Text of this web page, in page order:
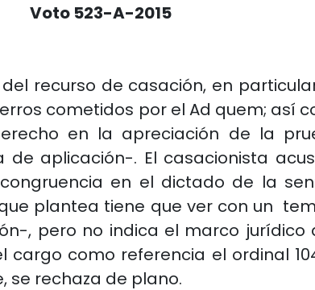
Voto 523-A-2015
recurso de casación, en
cometidos por el Ad quem; así
en la apreciación de la
aplicación-. El casacionista
en el dictado de la
plantea tiene que ver con un
, pero no indica el marco
cargo como referencia el ordinal
se rechaza de plano.